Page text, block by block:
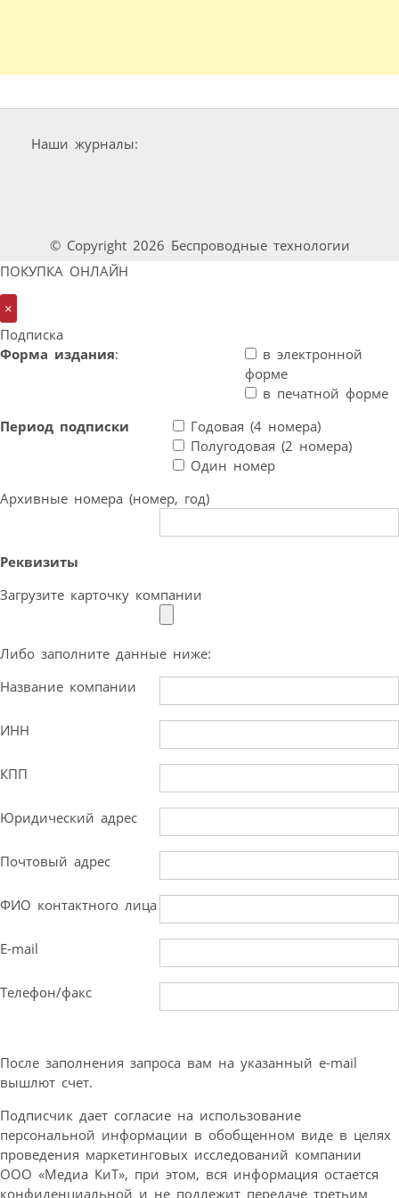
Наши журналы:
© Copyright 2026 Беспроводные технологии
ПОКУПКА ОНЛАЙН
×
Подписка
Форма издания:
в электронной
форме
в печатной форме
Период подписки
Годовая (4 номера)
Полугодовая (2 номера)
Один номер
Архивные номера (номер, год)
Реквизиты
Загрузите карточку компании
Либо заполните данные ниже:
Название компании
ИНН
КПП
Юридический адрес
Почтовый адрес
ФИО контактного лица
E-mail
Телефон/факс
После заполнения запроса вам на указанный e-mail
вышлют счет.
Подписчик дает согласие на использование
персональной информации в обобщенном виде в целях
проведения маркетинговых исследований компании
ООО «Медиа КиТ», при этом, вся информация остается
конфиденциальной и не подлежит передаче третьим